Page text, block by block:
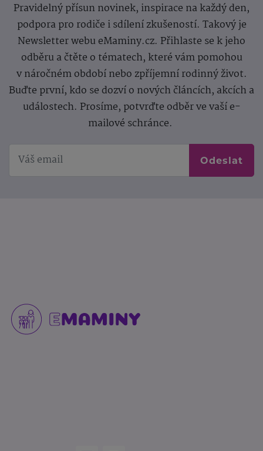
Pravidelný přísun novinek, inspirace na každý den,
podpora pro rodiče i sdílení zkušeností. Takový je
Newsletter webu eMaminy.cz. Přihlaste se k jeho
odběru a čtěte o tématech, které vám pomohou
v náročném období nebo zpříjemní rodinný život.
Buďte první, kdo se dozví o nových článcích, akcích a
událostech. Prosíme, potvrďte odběr ve vaší e-
mailové schránce.
Odeslat